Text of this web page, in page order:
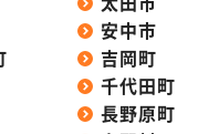
安中市
吉岡町
千代田町
長野原町